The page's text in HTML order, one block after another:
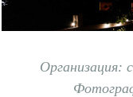
Организация: